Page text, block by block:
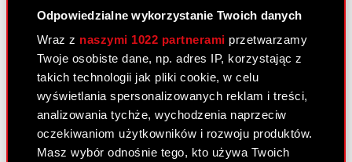
Odpowiedzialne wykorzystanie Twoich danych
Wraz z naszymi 1022 partnerami przetwarzamy
Twoje osobiste dane, np. adres IP, korzystając z
takich technologii jak pliki cookie, w celu
wyświetlania spersonalizowanych reklam i treści,
analizowania tychże, wychodzenia naprzeciw
oczekiwaniom użytkowników i rozwoju produktów.
Masz wybór odnośnie tego, kto używa Twoich
31 grudnia 2008
PDF
Zaprzestanie konsolidowania spółki
Raport bieżący nr 85/2008
22 grudnia 2008